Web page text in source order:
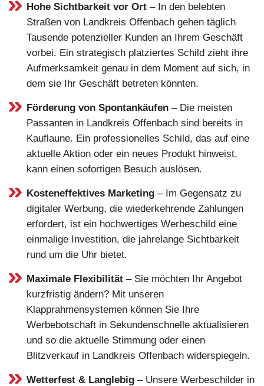
Hohe Sichtbarkeit vor Ort – In den belebten
Straßen von Landkreis Offenbach gehen täglich
Tausende potenzieller Kunden an Ihrem Geschäft
vorbei. Ein strategisch platziertes Schild zieht ihre
Aufmerksamkeit genau in dem Moment auf sich, in
dem sie Ihr Geschäft betreten könnten.
Förderung von Spontankäufen – Die meisten
Passanten in Landkreis Offenbach sind bereits in
Kauflaune. Ein professionelles Schild, das auf eine
aktuelle Aktion oder ein neues Produkt hinweist,
kann einen sofortigen Besuch auslösen.
Kosteneffektives Marketing – Im Gegensatz zu
digitaler Werbung, die wiederkehrende Zahlungen
erfordert, ist ein hochwertiges Werbeschild eine
einmalige Investition, die jahrelange Sichtbarkeit
rund um die Uhr bietet.
Maximale Flexibilität – Sie möchten Ihr Angebot
kurzfristig ändern? Mit unseren
Klapprahmensystemen können Sie Ihre
Werbebotschaft in Sekundenschnelle aktualisieren
und so die aktuelle Stimmung oder einen
Blitzverkauf in Landkreis Offenbach widerspiegeln.
Wetterfest & Langlebig – Unsere Werbeschilder in